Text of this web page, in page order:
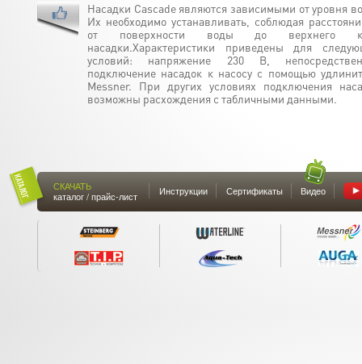
Насадки Cascade являются зависимыми от уровня
Их необходимо устанавливать, соблюдая
от поверхности воды до верхнего
насадки.Характеристики приведены для
условий: напряжение 230 В,
подключение насадок к насосу с помощью
Messner. При других условиях подключения
возможны расхождения с табличными данными.
СКАЧАТЬ
каталог / прайс-лист
Инструкции Сертификаты Видео